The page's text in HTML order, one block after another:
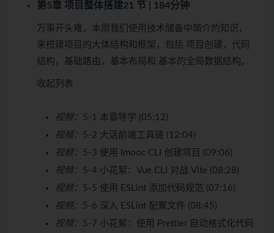
第5章 项目整体搭建21 节 | 184分钟
万事开头难，本周我们使用技术储备中简介的知识，
来搭建项目的大体结构和框架，包括 项目创建，代码
结构，基础路由，基本布局和 基本的全局数据结构。
收起列表
视频： 5-1 本章导学 (05:12)
视频： 5-2 大话前端工具链 (12:04)
视频： 5-3 使用 Imooc CLI 创建项目 (09:06)
视频： 5-4 小花絮：Vue CLI 对战 Vite (08:28)
视频： 5-5 使用 ESLint 添加代码规范 (07:16)
视频： 5-6 深入 ESLint 配置文件 (08:45)
视频： 5-7 小花絮：使用 Prettier 自动格式化代码